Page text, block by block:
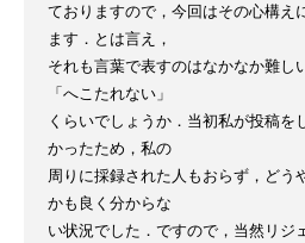
ておりますので，今回はその心構え
ます．とは言え，
それも言葉で表すのはなかなか難し
「へこたれない」
くらいでしょうか．当初私が投稿を
かったため，私の
周りに採録された人もおらず，どう
かも良く分からな
い状況でした．ですので，当然リジ